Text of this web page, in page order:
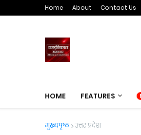
Home About Contact Us
HOME FEATURES
मुख्यपृष्ठ उत्तर प्रदेश